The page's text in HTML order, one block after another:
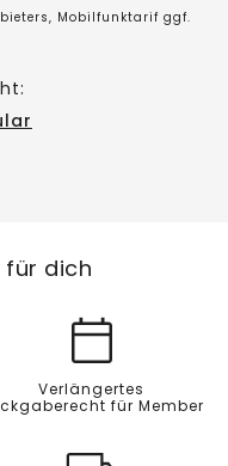
Mobilfunktarif ggf.
für dich
Verlängertes
für Member